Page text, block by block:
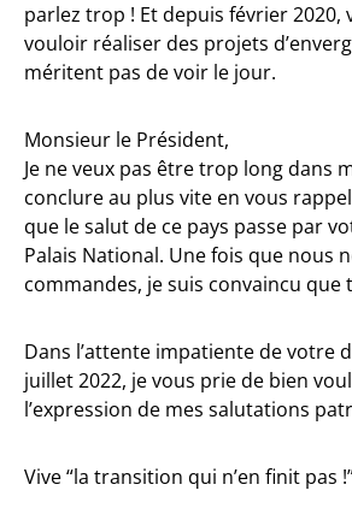
parlez trop ! Et depuis février 2020,
vouloir réaliser des projets
méritent pas de voir le jour.
Monsieur le Président,
Je ne veux pas être trop long dans
conclure au plus vite en vous
que le salut de ce pays passe par
Palais National. Une fois que nous
commandes, je suis convaincu que
Dans l’attente impatiente de votre
juillet 2022, je vous prie de bien
l’expression de mes salutations
Vive “la transition qui n’en finit pas